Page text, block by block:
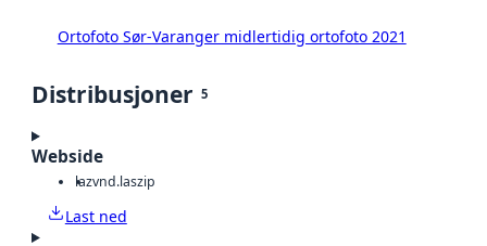
Ortofoto Sør-Varanger midlertidig ortofoto 2021
Distribusjoner 5
Webside
lazvnd.laszip
Last ned